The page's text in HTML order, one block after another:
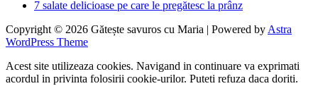
7 salate delicioase pe care le pregătesc la prânz
Copyright © 2026 Gătește savuros cu Maria | Powered by Astra
WordPress Theme
Acest site utilizeaza cookies. Navigand in continuare va exprimati
acordul in privinta folosirii cookie-urilor. Puteti refuza daca doriti.